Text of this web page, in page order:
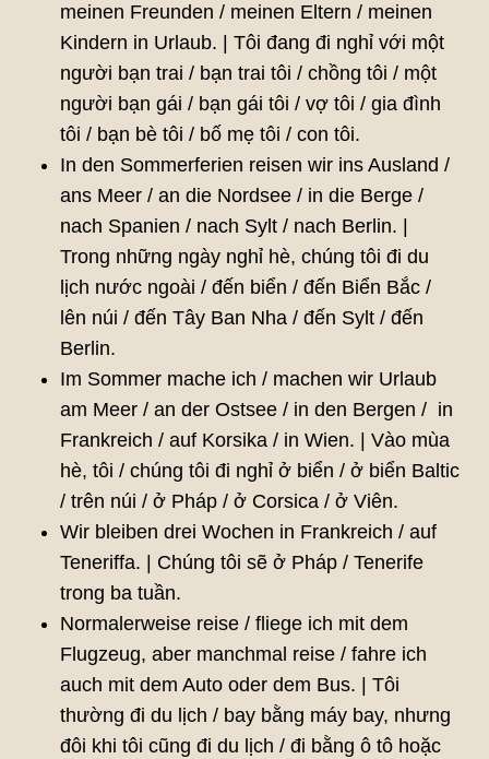
meinen Freunden / meinen Eltern / meinen
Kindern in Urlaub. | Tôi đang đi nghỉ với một
người bạn trai / bạn trai tôi / chồng tôi / một
người bạn gái / bạn gái tôi / vợ tôi / gia đình
tôi / bạn bè tôi / bố mẹ tôi / con tôi.
In den Sommerferien reisen wir ins Ausland /
ans Meer / an die Nordsee / in die Berge /
nach Spanien / nach Sylt / nach Berlin. |
Trong những ngày nghỉ hè, chúng tôi đi du
lịch nước ngoài / đến biển / đến Biển Bắc /
lên núi / đến Tây Ban Nha / đến Sylt / đến
Berlin.
Im Sommer mache ich / machen wir Urlaub
am Meer / an der Ostsee / in den Bergen / in
Frankreich / auf Korsika / in Wien. | Vào mùa
hè, tôi / chúng tôi đi nghỉ ở biển / ở biển Baltic
/ trên núi / ở Pháp / ở Corsica / ở Viên.
Wir bleiben drei Wochen in Frankreich / auf
Teneriffa. | Chúng tôi sẽ ở Pháp / Tenerife
trong ba tuần.
Normalerweise reise / fliege ich mit dem
Flugzeug, aber manchmal reise / fahre ich
auch mit dem Auto oder dem Bus. | Tôi
thường đi du lịch / bay bằng máy bay, nhưng
đôi khi tôi cũng đi du lịch / đi bằng ô tô hoặc